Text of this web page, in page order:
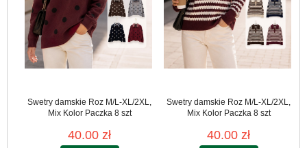
Swetry damskie Roz M/L-XL/2XL,
Mix Kolor Paczka 8 szt
40.00 zł
Swetry damskie Roz M/L-XL/2XL,
Mix Kolor Paczka 8 szt
40.00 zł